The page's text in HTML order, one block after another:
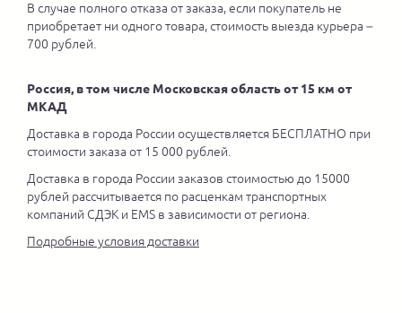
В случае полного отказа от заказа, если покупатель не
приобретает ни одного товара, стоимость выезда курьера –
700 рублей.
Россия, в том числе Московская область от 15 км от
МКАД
Доставка в города России осуществляется БЕСПЛАТНО при
стоимости заказа от 15 000 рублей.
Доставка в города России заказов стоимостью до 15000
рублей рассчитывается по расценкам транспортных
компаний СДЭК и EMS в зависимости от региона.
Подробные условия доставки